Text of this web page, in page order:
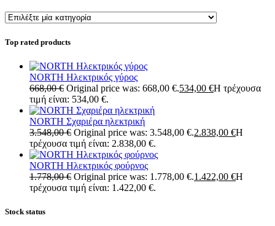
Top rated products
NORTH Ηλεκτρικός γύρος
668,00€ Original price was: 668,00 €.534,00 €Η τρέχουσα
τιμή είναι: 534,00 €.
NORTH Σχαριέρα ηλεκτρική
3.548,00€ Original price was: 3.548,00 €.2.838,00 €Η
τρέχουσα τιμή είναι: 2.838,00 €.
NORTH Ηλεκτρικός φούρνος
1.778,00€ Original price was: 1.778,00 €.1.422,00 €Η
τρέχουσα τιμή είναι: 1.422,00 €.
Stock status